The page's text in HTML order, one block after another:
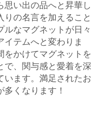
思い出の品へと昇華し
りの名言を加えること
ルなマグネットが日々
テムへと変わりま
をかけてマグネットを
で、関与感と愛着を深
います。満足されたお
くなります！